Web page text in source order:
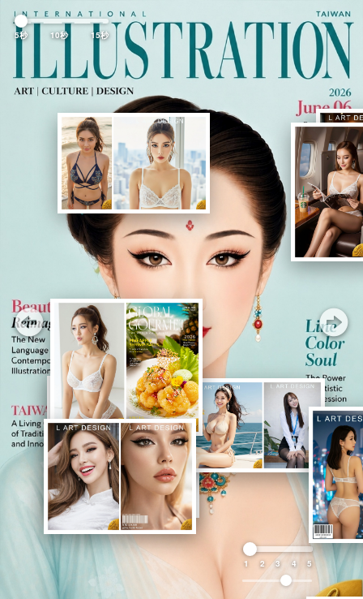
Previous
1 2 3 4 5
5秒 10秒 15秒